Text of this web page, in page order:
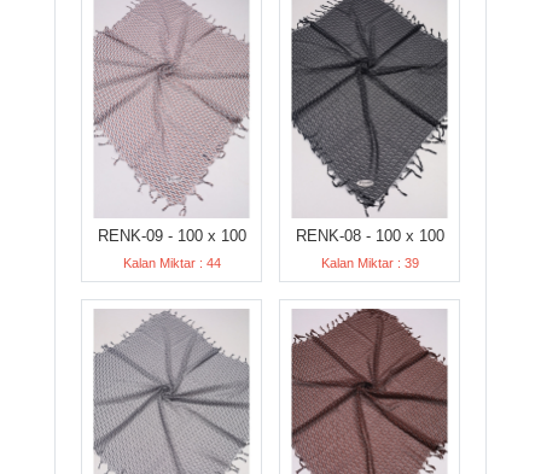
RENK-09 - 100 x 100
Kalan Miktar : 44
RENK-08 - 100 x 100
Kalan Miktar : 39